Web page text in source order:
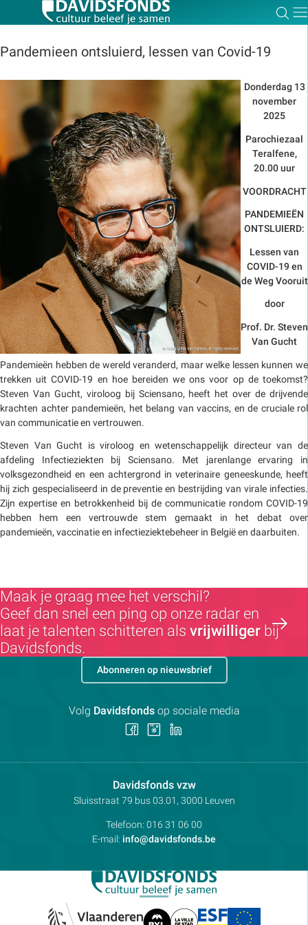
Pandemieen ontsluierd, lessen van Covid-19
Donderdag 13
november
2025
Parochiezaal
Teralfene,
20.00 uur
VOORDRACHT
PANDEMIEËN
ONTSLUIERD:
Lessen van
COVID-19 en
de Weg Vooruit
door
Prof. Dr. Steven
Van Gucht
Pandemieën hebben de wereld veranderd, maar welke lessen kunnen we
trekken uit COVID-19 en hoe bereiden we ons voor op de toekomst?
Steven Van Gucht, viroloog bij Sciensano, heeft het over de drijvende
krachten achter pandemieën, het belang van vaccins, en de cruciale rol
van communicatie en vertrouwen.
Steven Van Gucht is viroloog en wetenschappelijk directeur van de
afdeling Infectieziekten bij Sciensano. Met jarenlange ervaring in
volksgezondheid en een achtergrond in veterinaire geneeskunde, heeft
hij zich gespecialiseerd in de preventie en bestrijding van virale infecties.
Zijn expertise en betrokkenheid bij de communicatie rondom COVID-19
hebben hem een vertrouwde stem gemaakt in het debat over
pandemieën, vaccinatie en infectieziektebeheer in België en daarbuiten.
Maak je graag mee het verschil?
Geef dan snel een ping op onze radar en
laat je talenten schitteren als vrijwilliger bij
Davidsfonds.
Davidsfonds vzwContactpersoon:
Adres:
Sluisstraat 79 bus 03.01, 3000 Leuven
Telefoon: 016 31 06 00
E-mail: info@davidsfonds.be
Abonneren op nieuwsbrief
Volg Davidsfondsop sociale media
Volg Volg
Zoeken